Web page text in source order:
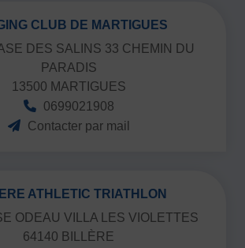
CLUB DE MARTIGUES
DES SALINS 33 CHEMIN DU
PARADIS
13500 MARTIGUES
0699021908
Contacter par mail
ATHLETIC TRIATHLON
ODEAU VILLA LES VIOLETTES
64140 BILLÈRE